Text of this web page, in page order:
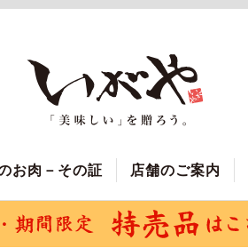
お肉－その証 店舗のご案内